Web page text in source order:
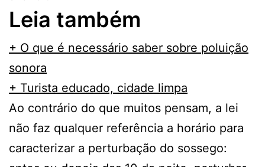
Leia também
+ O que é necessário saber sobre poluição
sonora
+ Turista educado, cidade limpa
Ao contrário do que muitos pensam, a lei
não faz qualquer referência a horário para
caracterizar a perturbação do sossego: